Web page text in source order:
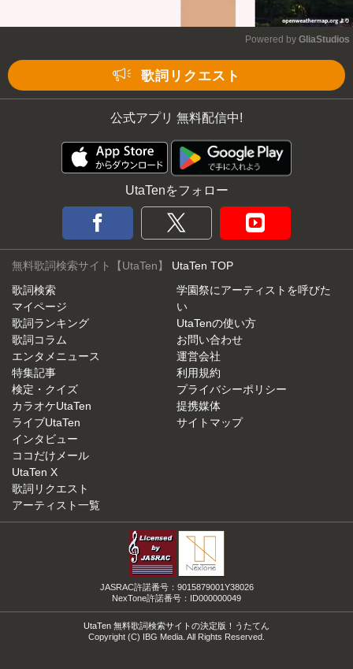
Powered by GliaStudios
歌詞リクエスト
公式アプリ 無料配信中!
UtaTenをフォロー
無料歌詞検索サイト【UtaTen】 UtaTen TOP
歌詞検索
マイページ
歌詞ランキング
歌詞コラム
エンタメニュース
特集記事
検定・クイズ
カラオケUtaTen
ライブUtaTen
インタビュー
ココだけメール
UtaTen X
歌詞リクエスト
アーティスト一覧
学園祭にアーティストを呼びた
い
UtaTenの使い方
お問い合わせ
運営会社
利用規約
プライバシーポリシー
提携媒体
サイトマップ
JASRAC許諾番号：9015879001Y38026
NexTone許諾番号：ID000000049
UtaTen 無料歌詞検索サイトの決定版！うたてん
Copyright (C) IBG Media. All Rights Reserved.